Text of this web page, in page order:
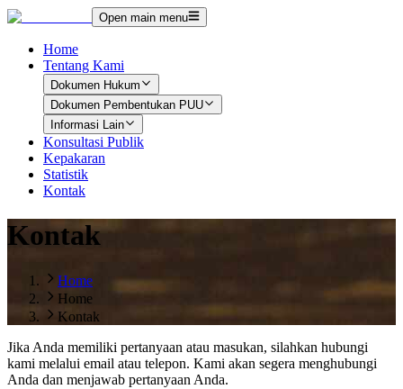
Open main menu
Home
Tentang Kami
Dokumen Hukum
Dokumen Pembentukan PUU
Informasi Lain
Konsultasi Publik
Kepakaran
Statistik
Kontak
Kontak
Home
Home
Kontak
Jika Anda memiliki pertanyaan atau masukan, silahkan hubungi
kami melalui email atau telepon. Kami akan segera menghubungi
Anda dan menjawab pertanyaan Anda.